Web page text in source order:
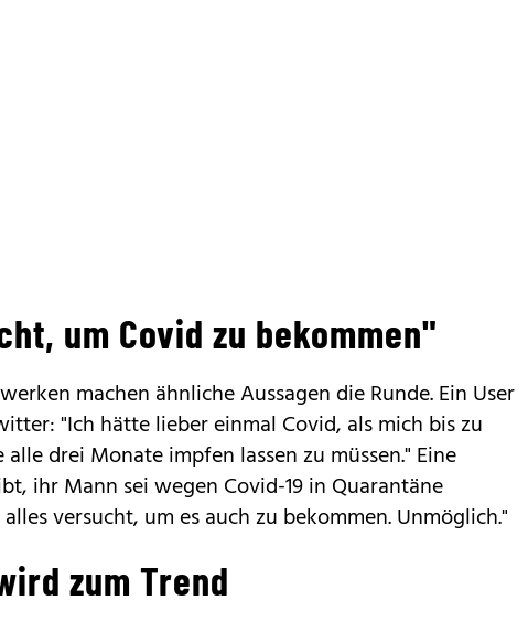
um Covid zu bekommen"
machen ähnliche Aussagen die Runde. Ein User
"Ich hätte lieber einmal Covid, als mich bis zu
alle drei Monate impfen lassen zu müssen." Eine
ihr Mann sei wegen Covid-19 in Quarantäne
versucht, um es auch zu bekommen. Unmöglich."
zum Trend